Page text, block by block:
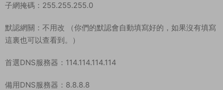
子網掩碼：255.255.255.0
默認網關：不用改 （你們的默認會自動填寫好的，如果沒有填寫
這裏也可以查看到。）
首選DNS服務器：114.114.114.114
備用DNS服務器：8.8.8.8